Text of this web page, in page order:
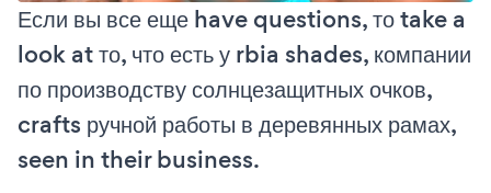
Если вы все еще have questions, то take a
look at то, что есть у rbia shades, компании
по производству солнцезащитных очков,
crafts ручной работы в деревянных рамах,
seen in their business.